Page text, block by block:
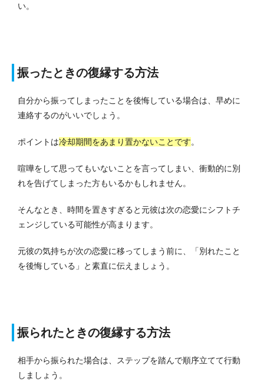
い。
振ったときの復縁する方法
自分から振ってしまったことを後悔している場合は、早めに
連絡するのがいいでしょう。
ポイントは冷却期間をあまり置かないことです。
喧嘩をして思ってもいないことを言ってしまい、衝動的に別
れを告げてしまった方もいるかもしれません。
そんなとき、時間を置きすぎると元彼は次の恋愛にシフトチ
ェンジしている可能性が高まります。
元彼の気持ちが次の恋愛に移ってしまう前に、「別れたこと
を後悔している」と素直に伝えましょう。
振られたときの復縁する方法
相手から振られた場合は、ステップを踏んで順序立てて行動
しましょう。